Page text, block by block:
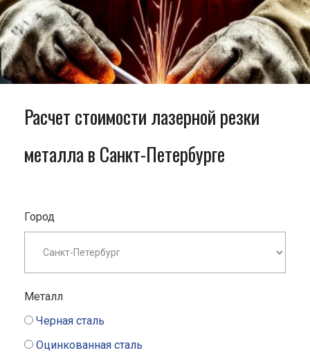
Расчет стоимости лазерной резки
металла в Санкт-Петербурге
Город
Металл
Черная сталь
Оцинкованная сталь